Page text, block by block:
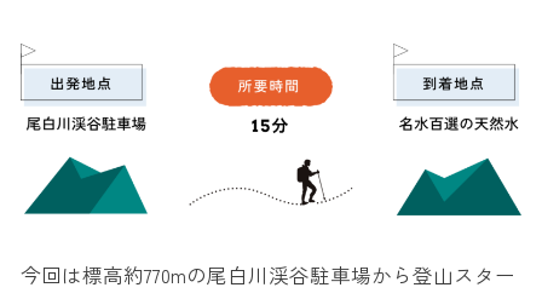
今回は標高約770mの尾白川渓谷駐車場から登山スター